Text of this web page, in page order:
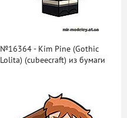
№16364 - Kim Pine (Gothic
Lolita) (cubeecraft) из бумаги